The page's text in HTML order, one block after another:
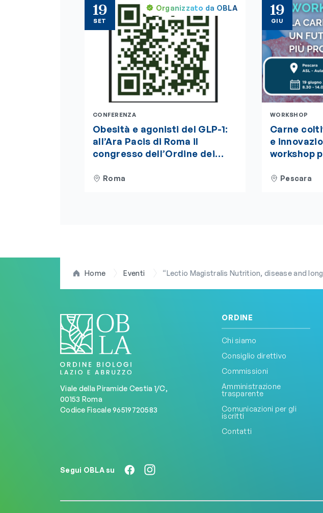
Organizzato da OBLA
19
SET
CONFERENZA
Obesità e agonisti del GLP-1:
all’Ara Pacis di Roma il
congresso dell’Ordine dei
dell’Abruzzo. Iscrizioni aperte
Roma
19
GIU
WORKSHOP
Carne
e
workshop
L’evento è
Pescara
Home Eventi “Lectio Magistralis Nutrition, disease and longevity”: a settembre il
Viale della Piramide Cestia 1/C,
00153 Roma
Codice Fiscale 96519720583
ORDINE
Chi siamo
Consiglio direttivo
Commissioni
Amministrazione
trasparente
Comunicazioni per gli
iscritti
Contatti
Segui OBLA su